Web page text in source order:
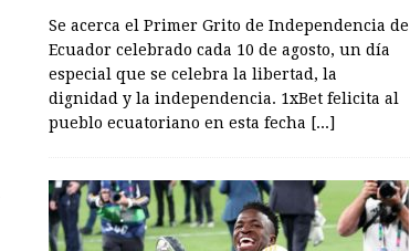
Se acerca el Primer Grito de Independencia de
Ecuador celebrado cada 10 de agosto, un día
especial que se celebra la libertad, la
dignidad y la independencia. 1xBet felicita al
pueblo ecuatoriano en esta fecha [...]